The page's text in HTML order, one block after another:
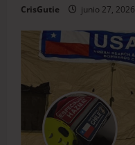
CrisGutie junio 27, 2026